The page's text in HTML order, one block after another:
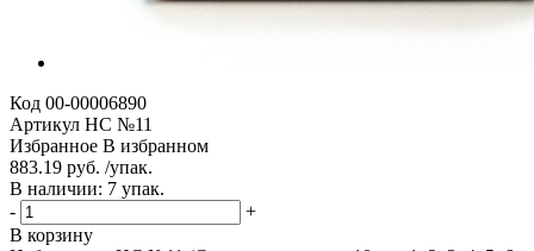
Код 00-00006890
Артикул НС №11
Избранное В избранном
883.19 руб. /упак.
В наличии: 7 упак.
-
+
В корзину